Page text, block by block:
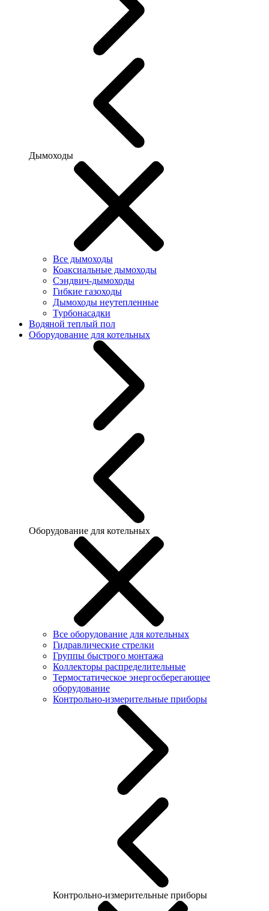
Дымоходы
Все дымоходы
Коаксиальные дымоходы
Сэндвич-дымоходы
Гибкие газоходы
Дымоходы неутепленные
Турбонасадки
Водяной теплый пол
Оборудование для котельных
Оборудование для котельных
Все оборудование для котельных
Гидравлические стрелки
Группы быстрого монтажа
Коллекторы распределительные
Термостатическое энергосберегающее
оборудование
Контрольно-измерительные приборы
Контрольно-измерительные приборы